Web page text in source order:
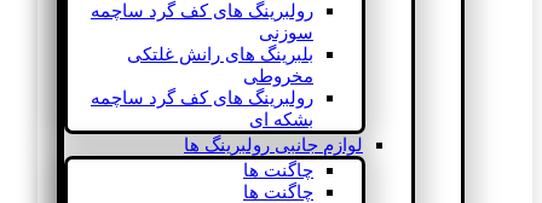
رولبرینگ های کف گرد ساچمه
سوزنی
بلبرینگ های رانش غلتکی
مخروطی
رولبرینگ های کف گرد ساچمه
بشکه ای
لوازم جانبی رولبرینگ ها
چاگنت ها
چاگنت ها